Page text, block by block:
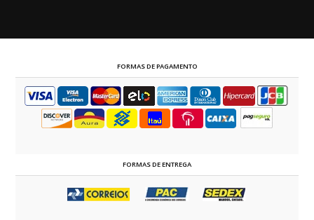
FORMAS DE PAGAMENTO
FORMAS DE ENTREGA